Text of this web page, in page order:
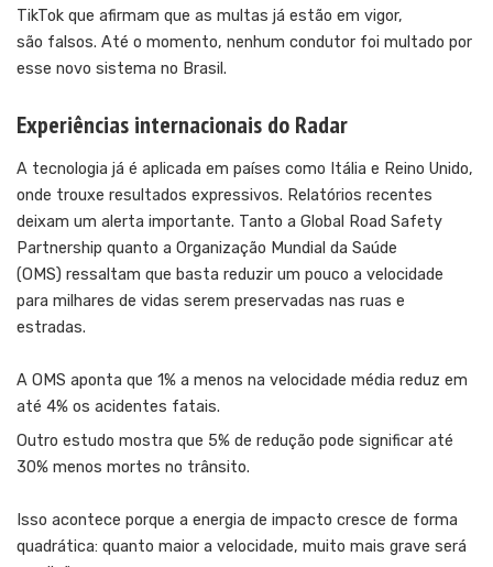
TikTok que afirmam que as multas já estão em vigor,
são falsos. Até o momento, nenhum condutor foi multado por
esse novo sistema no Brasil.
Experiências internacionais do Radar
A tecnologia já é aplicada em países como Itália e Reino Unido,
onde trouxe resultados expressivos. Relatórios recentes
deixam um alerta importante. Tanto a Global Road Safety
Partnership quanto a Organização Mundial da Saúde
(OMS) ressaltam que basta reduzir um pouco a velocidade
para milhares de vidas serem preservadas nas ruas e
estradas.
A OMS aponta que 1% a menos na velocidade média reduz em
até 4% os acidentes fatais.
Outro estudo mostra que 5% de redução pode significar até
30% menos mortes no trânsito.
Isso acontece porque a energia de impacto cresce de forma
quadrática: quanto maior a velocidade, muito mais grave será